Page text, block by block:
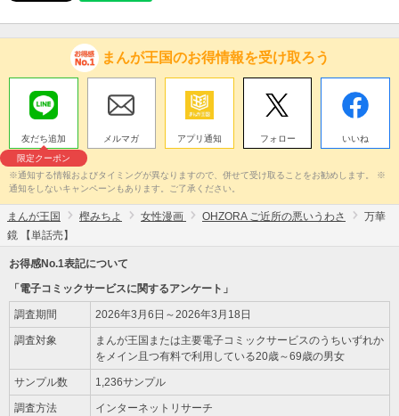
まんが王国のお得情報を受け取ろう
友だち追加
限定クーポン
メルマガ アプリ通知 フォロー いいね
※通知する情報およびタイミングが異なりますので、併せて受け取ることをお勧めします。 ※
通知をしないキャンペーンもあります。ご了承ください。
まんが王国 樫みちよ 女性漫画 OHZORA ご近所の悪いうわさ
万華
鏡 【単話売】
お得感No.1表記について
「電子コミックサービスに関するアンケート」
調査期間 2026年3月6日～2026年3月18日
調査対象
まんが王国または主要電子コミックサービスのうちいずれか
をメイン且つ有料で利用している20歳～69歳の男女
サンプル数 1,236サンプル
調査方法 インターネットリサーチ